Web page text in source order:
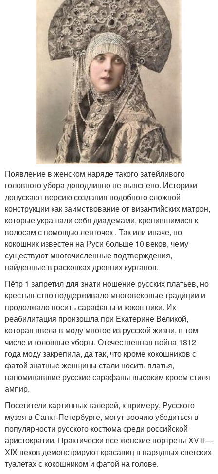
Появление в женском наряде такого затейливого
головного убора доподлинно не выяснено. Историки
допускают версию создания подобного сложной
конструкции как заимствование от византийских матрон,
которые украшали себя диадемами, крепившимися к
волосам с помощью ленточек . Так или иначе, но
кокошник известен на Руси больше 10 веков, чему
существуют многочисленные подтверждения,
найденные в раскопках древних курганов.
Пётр 1 запретил для знати ношение русских платьев, но
крестьянство поддерживало многовековые традиции и
продолжало носить сарафаны и кокошники. Их
реабилитация произошла при Екатерине Великой,
которая ввела в моду многое из русской жизни, в том
числе и головные уборы. Отечественная война 1812
года моду закрепила, да так, что кроме кокошников с
фатой знатные женщины стали носить платья,
напоминавшие русские сарафаны высоким кроем стиля
ампир.
Посетители картинных галерей, к примеру, Русского
музея в Санкт-Петербурге, могут воочию убедиться в
популярности русского костюма среди российской
аристократии. Практически все женские портреты XVIII—
XIX веков демонстрируют красавиц в нарядных светских
туалетах с кокошником и фатой на голове.